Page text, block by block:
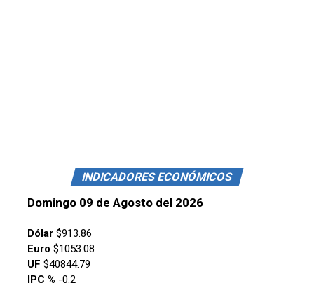
INDICADORES ECONÓMICOS
Domingo 09 de Agosto del 2026
Dólar$913.86
Euro $1053.08
UF $40844.79
IPC % -0.2